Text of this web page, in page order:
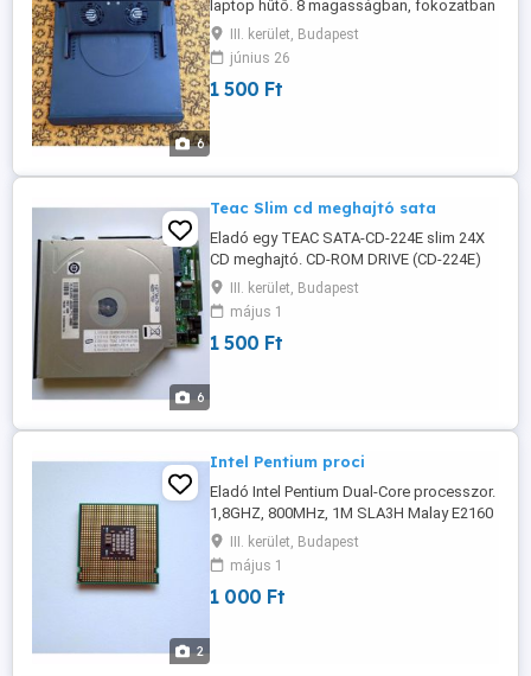
6
laptop hűtő. 8 magasságban, fokozatban
állítható. Méret: 28x26cm Kábelhossz:
75cm Átvétel csak személyesen a
lakcímemen,Óbuda 3. ker.
III. kerület, Budapest
június 26
1 500 Ft
6
Teac Slim cd meghajtó sata
Eladó egy TEAC SATA-CD-224E slim 24X
CD meghajtó. CD-ROM DRIVE (CD-224E)
128x12,7x129,4mm Laptopokba is jó!
Made in Indonesia Átvétel csak
személyesen a lakcímemen,Óbuda 3. ker.
III. kerület, Budapest
május 1
1 500 Ft
2
Intel Pentium proci
Eladó Intel Pentium Dual-Core processzor.
1,8GHZ, 800MHz, 1M SLA3H Malay E2160
Átvétel személyesen a
lakcímemen,óbuda, 3. ker.
III. kerület, Budapest
május 1
1 000 Ft